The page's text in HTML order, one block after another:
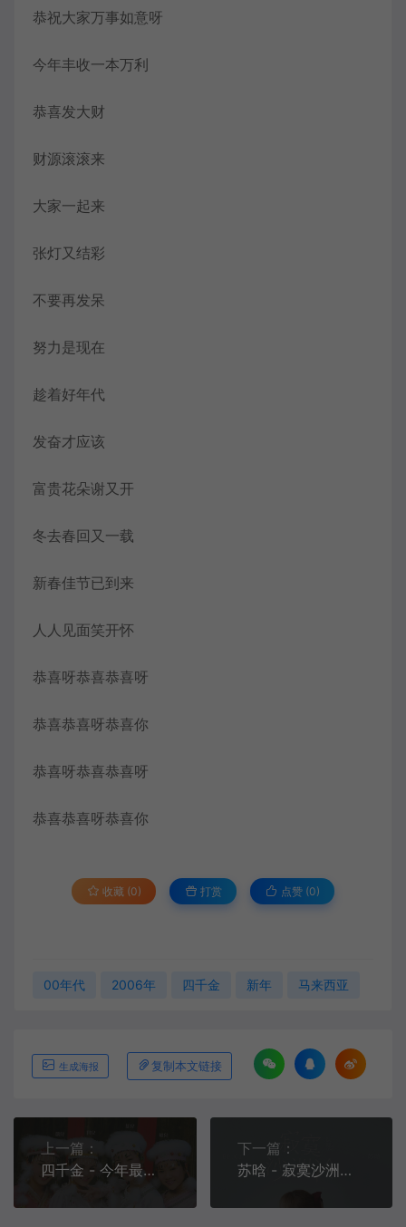
恭祝大家万事如意呀
今年丰收一本万利
恭喜发大财
财源滚滚来
大家一起来
张灯又结彩
不要再发呆
努力是现在
趁着好年代
发奋才应该
富贵花朵谢又开
冬去春回又一载
新春佳节已到来
人人见面笑开怀
恭喜呀恭喜恭喜呀
恭喜恭喜呀恭喜你
恭喜呀恭喜恭喜呀
恭喜恭喜呀恭喜你
收藏 (0) 打赏 点赞 (0)
00年代 2006年 四千金 新年 马来西亚
生成海报 复制本文链接
上一篇：
四千金 - 今年最特别[MP3-320K/FLAC][6.76M/21.5M]
下一篇：
苏晗 - 寂寞沙洲冷[MP3-320K/FLAC][9.79M/25.6M]